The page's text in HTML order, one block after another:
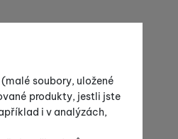
soubory, uložené
produkty, jestli jste
i v analýzách,